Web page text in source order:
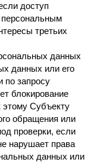
доступ
третьих
данных
данных или его
по запросу
блокирование
Субъекту
обращения или
проверки, если
нарушает права
данных или